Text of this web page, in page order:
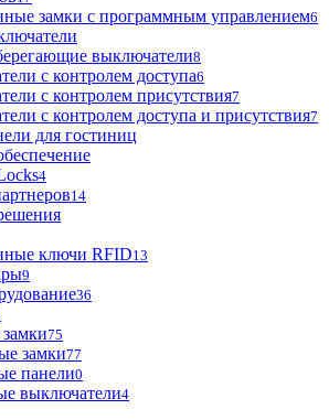
замки с программным управлением6
выключатели8
с контролем доступа6
с контролем присутствия7
с контролем доступа и присутствия7
для гостиниц
4
14
ключи RFID13
9
36
75
замки77
панели0
выключатели4